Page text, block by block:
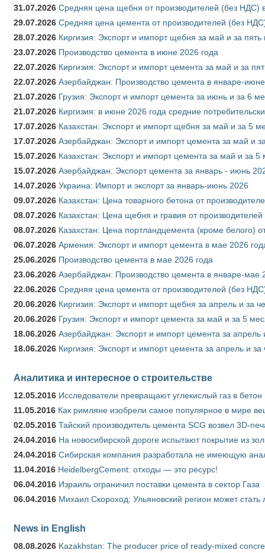
31.07.2026 Средняя цена щебня от производителей (без НДС)
29.07.2026 Средняя цена цемента от производителей (без
28.07.2026 Киргизия: Экспорт и импорт щебня за май и за
23.07.2026 Производство цемента в июне 2026 года
22.07.2026 Киргизия: Экспорт и импорт цемента за май и за
22.07.2026 Азербайджан: Производство цемента в январе-
21.07.2026 Грузия: Экспорт и импорт цемента за июнь и за 6
21.07.2026 Киргизия: в июне 2026 года средние
17.07.2026 Казахстан: Экспорт и импорт щебня за май и за 5
17.07.2026 Азербайджан: Экспорт и импорт цемента за май и
15.07.2026 Казахстан: Экспорт и импорт цемента за май и за
15.07.2026 Азербайджан: Экспорт цемента за январь - июнь
14.07.2026 Украина: Импорт и экспорт за январь-июнь 2026
09.07.2026 Казахстан: Цена товарного бетона от
08.07.2026 Казахстан: Цена щебня и гравия от
08.07.2026 Казахстан: Цена портландцемента (кроме белого)
06.07.2026 Армения: Экспорт и импорт цемента в мае 2026
25.06.2026 Производство цемента в мае 2026 года
23.06.2026 Азербайджан: Производство цемента в январе-мае
22.06.2026 Средняя цена цемента от производителей (без
20.06.2026 Киргизия: Экспорт и импорт щебня за апрель и за
20.06.2026 Грузия: Экспорт и импорт цемента за май и за 5
18.06.2026 Азербайджан: Экспорт и импорт цемента за
18.06.2026 Киргизия: Экспорт и импорт цемента за апрель и
Аналитика и интересное о строительстве
12.05.2016 Исследователи превращают углекислый газ в бетон
11.05.2016 Как римляне изобрели самое популярное в мире
02.05.2016 Тайский производитель цемента SCG возвел 3D-
24.04.2016 На новосибирской дороге испытают покрытие из
24.04.2016 Сибирская компания разработала не имеющую
11.04.2016 HeidelbergCement: отходы — это ресурс!
06.04.2016 Израиль ограничил поставки цемента в сектор Газа
06.04.2016 Михаил Скороход: Ульяновский регион может
News in English
08.08.2026 Kazakhstan: The producer price of ready-mixed